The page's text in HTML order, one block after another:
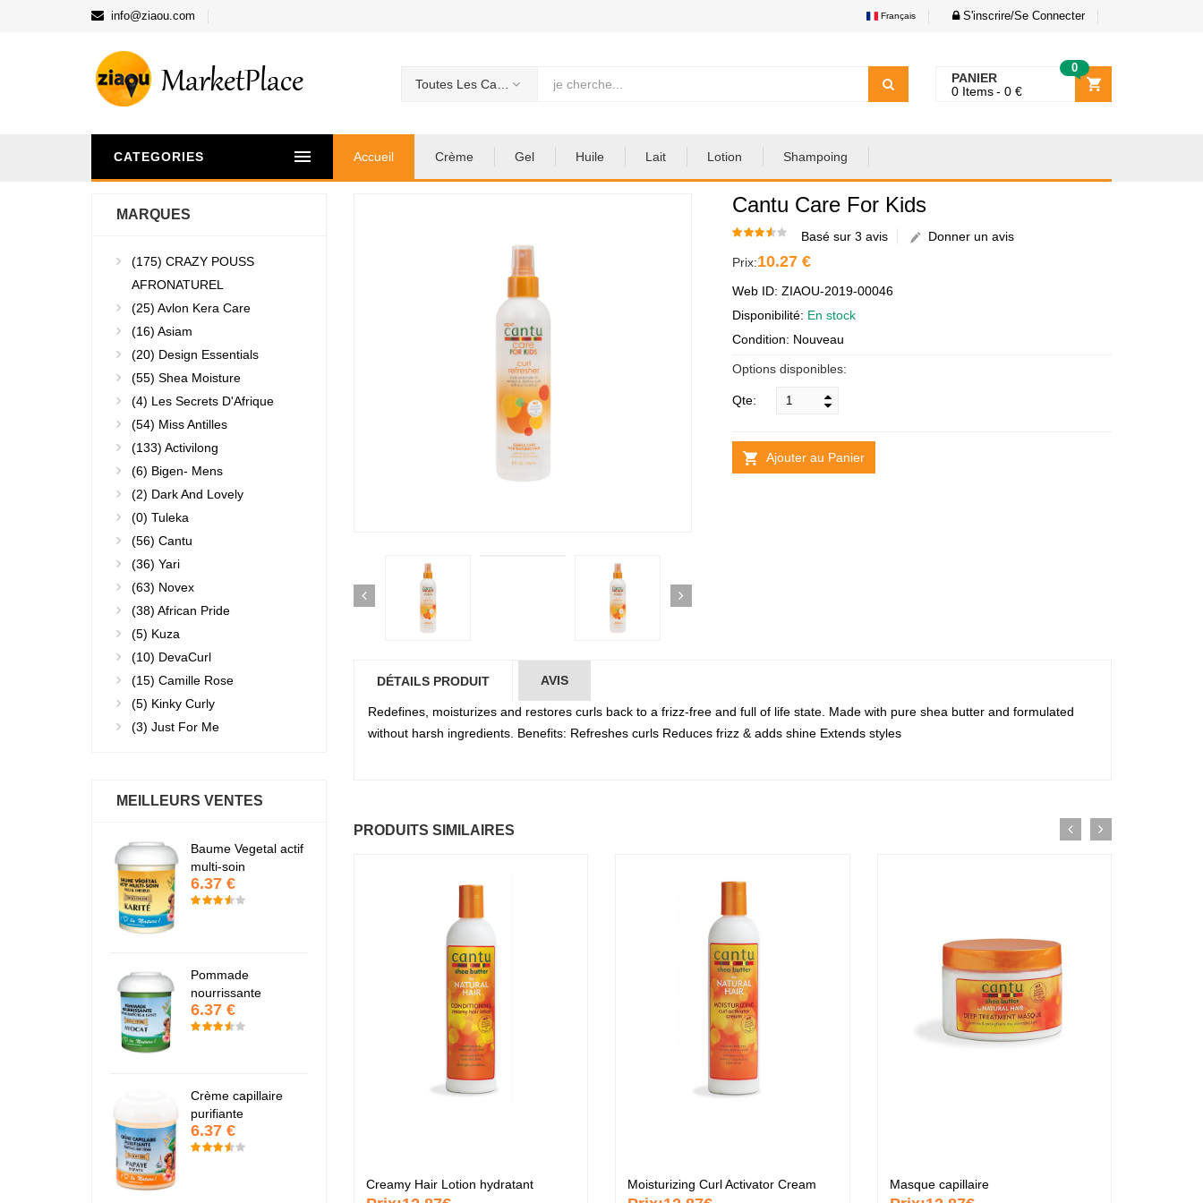
info@ziaou.com Français S'inscrire/Se Connecter
PANIER
0
0 Items 0 €
CATEGORIES Accueil Crème Gel Huile Lait Lotion Shampoing
Cantu Care For Kids
Basé sur 3 avis
Donner un avis
Prix:10.27 €
Web ID: ZIAOU-2019-00046
Disponibilité: En stock
Condition: Nouveau
Options disponibles:
Qte:
Ajouter au Panier
DÉTAILS PRODUIT AVIS
Redefines, moisturizes and restores curls back to a frizz-free and full of life state. Made with pure shea butter and formulated
without harsh ingredients. Benefits: Refreshes curls Reduces frizz & adds shine Extends styles
PRODUITS SIMILAIRES
Creamy Hair Lotion hydratant Moisturizing Curl Activator Cream Masque capillaire
MARQUES
(175) CRAZY POUSS
AFRONATUREL
(25) Avlon Kera Care
(16) Asiam
(20) Design Essentials
(55) Shea Moisture
(4) Les Secrets D'Afrique
(54) Miss Antilles
(133) Activilong
(6) Bigen- Mens
(2) Dark And Lovely
(0) Tuleka
(56) Cantu
(36) Yari
(63) Novex
(38) African Pride
(5) Kuza
(10) DevaCurl
(15) Camille Rose
(5) Kinky Curly
(3) Just For Me
MEILLEURS VENTES
Baume Vegetal actif
multi-soin
6.37 €
Pommade
nourrissante
6.37 €
Crème capillaire
purifiante
6.37 €